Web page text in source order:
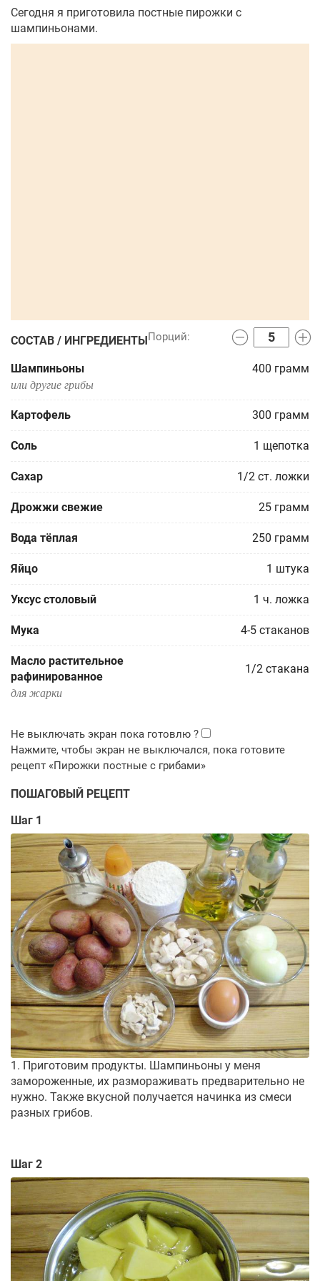
Сегодня я приготовила постные пирожки с
шампиньонами.
СОСТАВ / ИНГРЕДИЕНТЫ
Шампиньоны 400 грамм
или другие грибы
Картофель 300 грамм
Соль 1 щепотка
Сахар 1/2 ст. ложки
Дрожжи свежие 25 грамм
Вода тёплая 250 грамм
Яйцо 1 штука
Уксус столовый 1 ч. ложка
Мука 4-5 стаканов
Масло растительное
рафинированное
1/2 стакана
для жарки
ПОШАГОВЫЙ РЕЦЕПТ
Шаг 1
1. Приготовим продукты. Шампиньоны у меня
замороженные, их размораживать предварительно не
нужно. Также вкусной получается начинка из смеси
разных грибов.
Шаг 2